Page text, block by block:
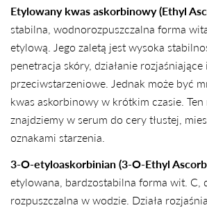
Etylowany kwas askorbinowy (Ethyl
stabilna, wodnorozpuszczalna forma
etylową. Jego zaletą jest wysoka
penetracja skóry, działanie rozjaśniające i
przeciwstarzeniowe. Jednak może być
kwas askorbinowy w krótkim czasie.
znajdziemy w serum do cery tłustej,
oznakami starzenia.
3-O-etyloaskorbinian (3-O-Ethyl
etylowana, bardzostabilna forma wit. C,
rozpuszczalna w wodzie. Działa